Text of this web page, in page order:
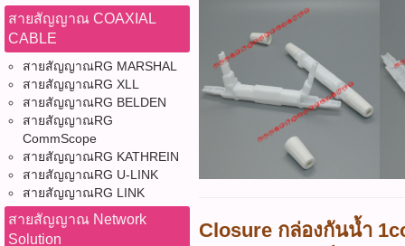
สายสัญญาณ COAXIAL
CABLE
สายสัญญาณRG MARSHAL
สายสัญญาณRG XLL
สายสัญญาณRG BELDEN
สายสัญญาณRG
CommScope
สายสัญญาณRG KATHREIN
สายสัญญาณRG U-LINK
สายสัญญาณRG LINK
สายสัญญาณ Network
Solution
Closure กล่องกันน้ำ